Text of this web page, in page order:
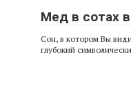
Мед в сотах
Сон, в котором Вы
глубокий